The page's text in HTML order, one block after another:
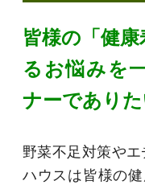
皆様の「健
るお悩みを
ナーであり
野菜不足対策や
ハウスは皆様の